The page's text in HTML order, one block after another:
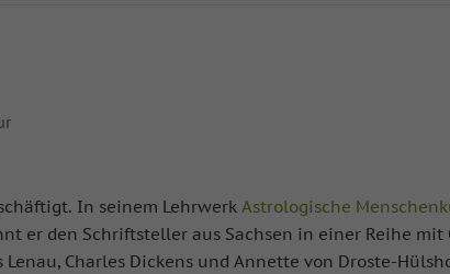
In seinem LehrwerkAstrologische
er den Schriftsteller aus Sachsen in einer Reihe mit
Charles Dickens und Annette von Droste-